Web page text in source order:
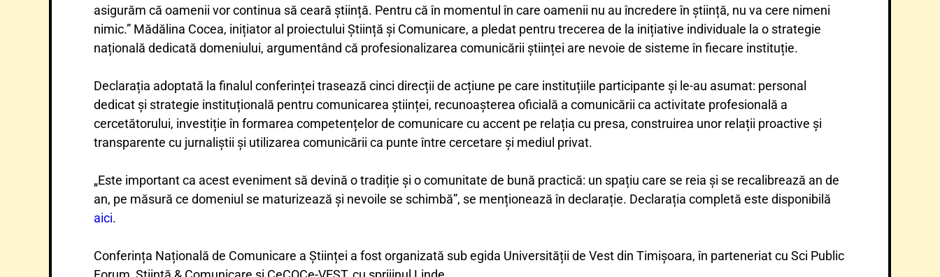
asigurăm că oamenii vor continua să ceară știință. Pentru că în momentul în care oamenii nu au încredere în știință, nu va cere nimeni
nimic.” Mădălina Cocea, inițiator al proiectului Știință și Comunicare, a pledat pentru trecerea de la inițiative individuale la o strategie
națională dedicată domeniului, argumentând că profesionalizarea comunicării științei are nevoie de sisteme în fiecare instituție.
Declarația adoptată la finalul conferinței trasează cinci direcții de acțiune pe care instituțiile participante și le-au asumat: personal
dedicat și strategie instituțională pentru comunicarea științei, recunoașterea oficială a comunicării ca activitate profesională a
cercetătorului, investiție în formarea competențelor de comunicare cu accent pe relația cu presa, construirea unor relații proactive și
transparente cu jurnaliștii și utilizarea comunicării ca punte între cercetare și mediul privat.
„Este important ca acest eveniment să devină o tradiție și o comunitate de bună practică: un spațiu care se reia și se recalibrează an de
an, pe măsură ce domeniul se maturizează și nevoile se schimbă”, se menționează în declarație. Declarația completă este disponibilă
aici.
Conferința Națională de Comunicare a Științei a fost organizată sub egida Universității de Vest din Timișoara, în parteneriat cu Sci Public